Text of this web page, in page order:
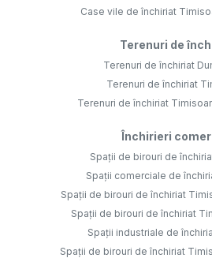
Case vile de închiriat
Terenuri de
Terenuri de închiriat
Terenuri de închiriat
Terenuri de închiriat
Închirieri
Spații de birouri de
Spații comerciale de
Spații de birouri de închiriat
Spații de birouri de închiriat
Spații industriale de
Spații de birouri de închiriat